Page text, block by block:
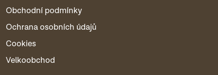
Obchodní podmínky
Ochrana osobních údajů
Cookies
Velkoobchod